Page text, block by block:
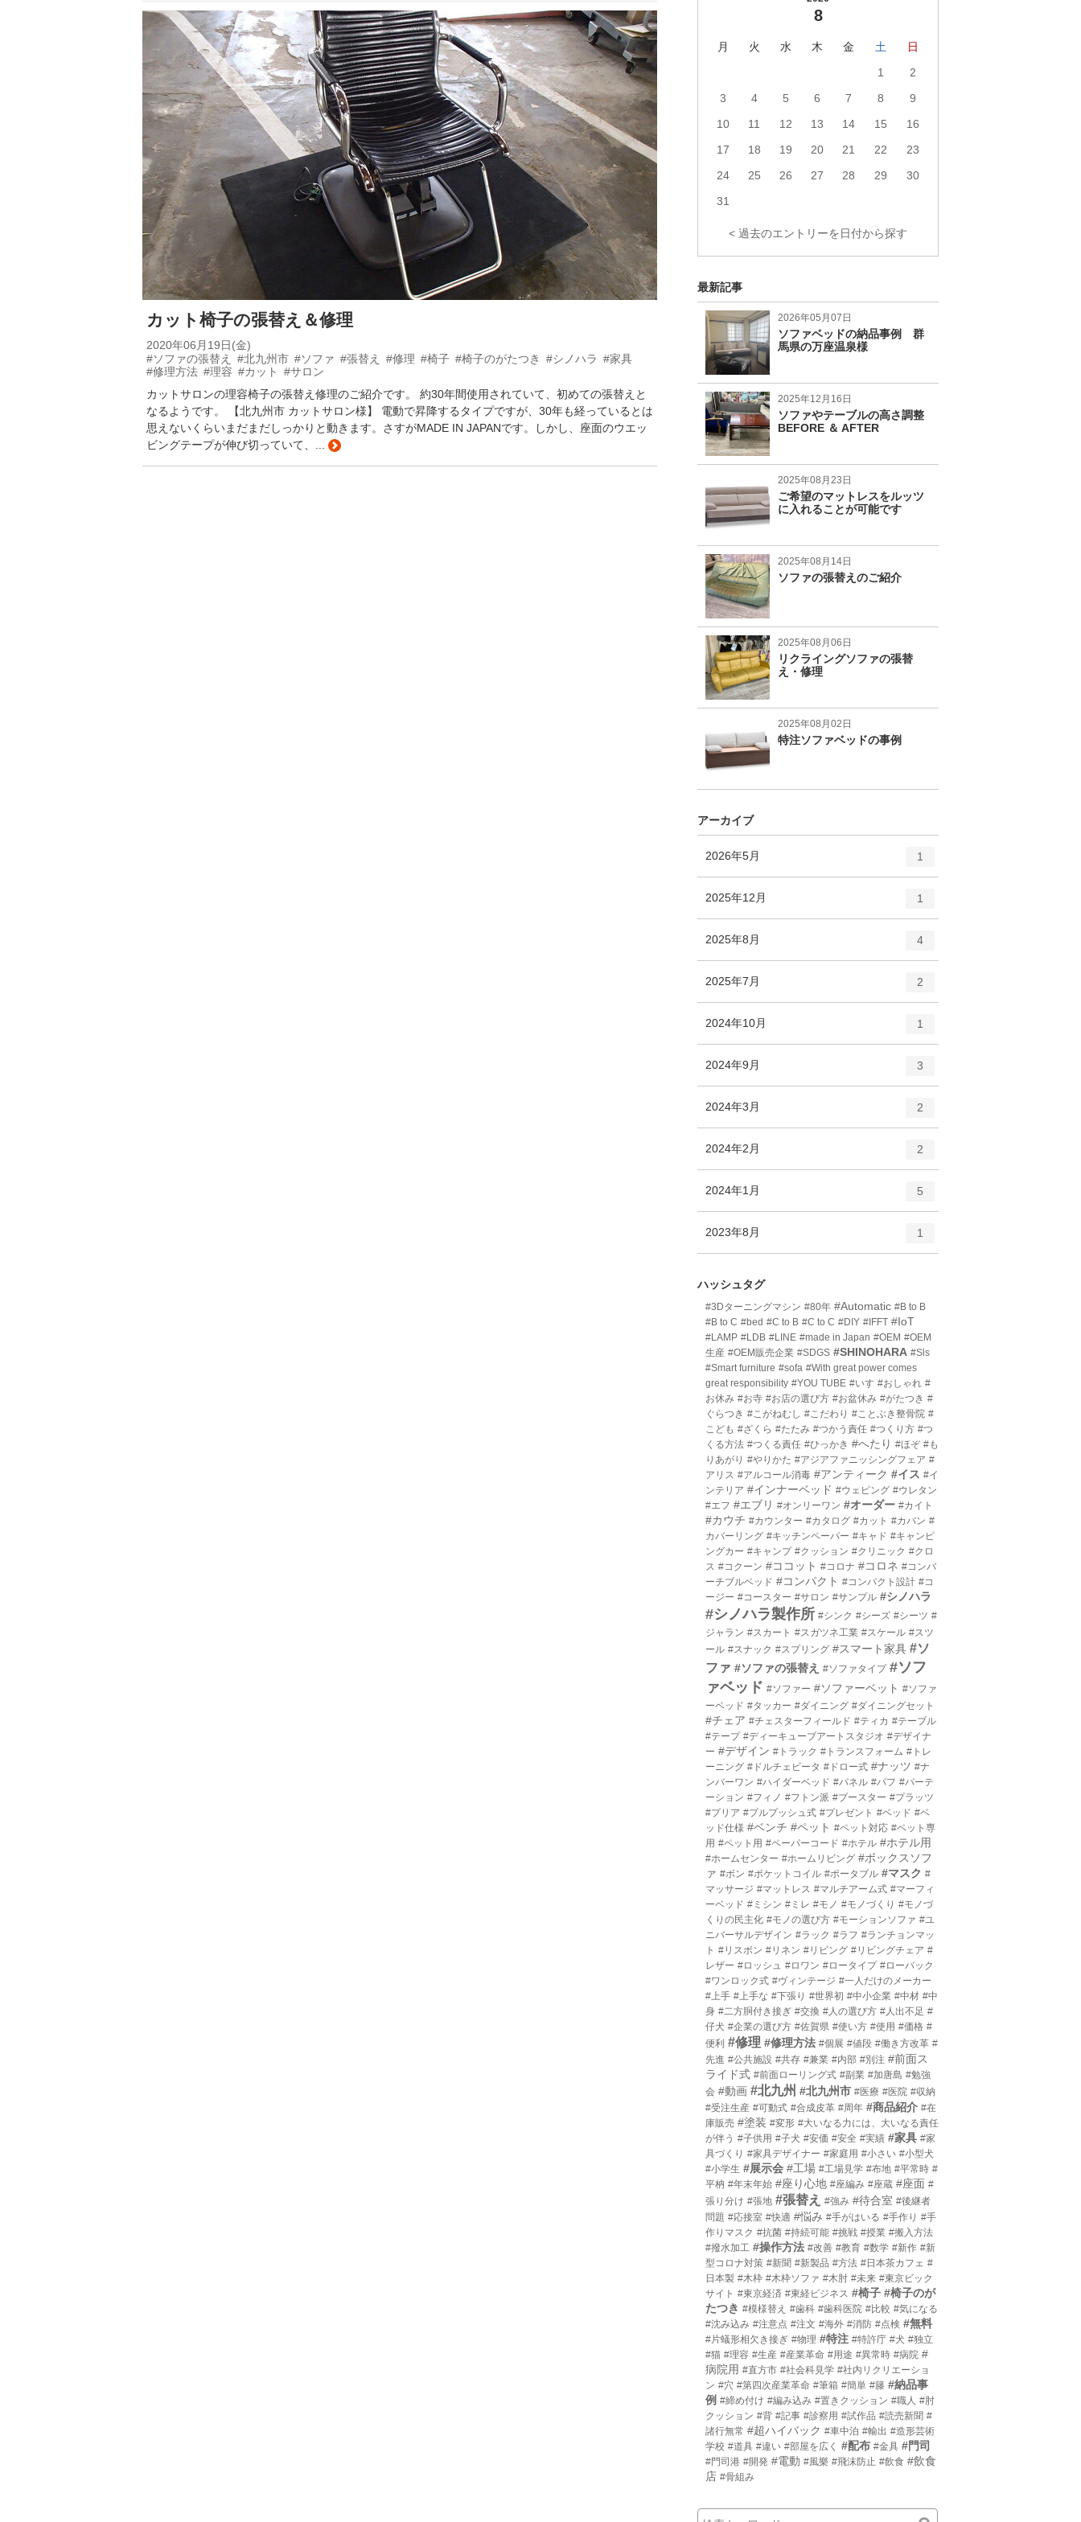
カット椅子の張替え＆修理
2020年06月19日(金)
#ソファの張替え
#北九州市 #ソファ #張替え #修理 #椅子 #椅子のがたつき #シノハラ #家具
#修理方法 #理容 #カット
#サロン
カットサロンの理容椅子の張替え修理のご紹介です。 約30年間使用されていて、初めての張替えと
なるようです。 【北九州市 カットサロン様】 電動で昇降するタイプですが、30年も経っているとは
思えないくらいまだまだしっかりと動きます。さすがMADE IN JAPANです。しかし、座面のウエッ
ビングテープが伸び切っていて、...
8
月 火 水 木 金 土
日
1
2
3
4 5 6 7 8
9
10
11 12 13 14 15
16
17
18 19 20 21 22
23
24
25 26 27 28 29
30
31
< 過去のエントリーを日付から探す
最新記事
2026年05月07日
ソファベッドの納品事例 群
馬県の万座温泉様
2025年12月16日
ソファやテーブルの高さ調整
BEFORE ＆ AFTER
2025年08月23日
ご希望のマットレスをルッツ
に入れることが可能です
2025年08月14日
ソファの張替えのご紹介
2025年08月06日
リクライングソファの張替
え・修理
2025年08月02日
特注ソファベッドの事例
アーカイブ
2026年5月
リ
ー
1
2025年12月
ー
1
2025年8月
ー
数
4
2025年7月
リ
ー
2
2024年10月
ー
1
2024年9月
ー
3
2024年3月
ー
2
2024年2月
ー
2
2024年1月
ー
5
2023年8月
リ
数
1
ハッシュタグ
#3Dターニングマシン #80年 #Automatic #B to B
#B to C #bed #C to B #C to C #DIY #IFFT #IoT
#LAMP #LDB #LINE #made in Japan #OEM #OEM
生産 #OEM販売企業 #SDGS #SHINOHARA #Sls
#Smart furniture #sofa #With great power comes
great responsibility #YOU TUBE #いす #おしゃれ #
お休み #お寺 #お店の選び方 #お盆休み #がたつき #
ぐらつき #こがねむし #こだわり #ことぶき整骨院 #
こども #ざくら #たたみ #つかう責任 #つくり方 #つ
くる方法 #つくる責任 #ひっかき #へたり #ほぞ #も
りあがり #やりかた #アジアファニッシングフェア #
アリス #アルコール消毒 #アンティーク #イス #イ
ンテリア #インナーベッド #ウェピング #ウレタン
#エフ #エブリ #オンリーワン #オーダー #カイト
#カウチ #カウンター #カタログ #カット #カバン #
カバーリング #キッチンペーパー #キャド #キャンピ
ングカー #キャンプ #クッション #クリニック #クロ
ス #コクーン #ココット #コロナ #コロネ #コンバ
ーチブルベッド #コンパクト #コンパクト設計 #コ
ージー #コースター #サロン #サンプル #シノハラ
#シノハラ製作所 #シンク #シーズ #シーツ #
ジャラン #スカート #スガツネ工業 #スケール #スツ
ール #スナック #スプリング #スマート家具 #ソ
ファ #ソファの張替え #ソファタイプ #ソフ
ァベッド #ソファー #ソファーベット #ソファ
ーベッド #タッカー #ダイニング #ダイニングセット
#チェア #チェスターフィールド #ティカ #テーブル
#テープ #ディーキューブアートスタジオ #デザイナ
ー #デザイン #トラック #トランスフォーム #トレ
ーニング #ドルチェビータ #ドロー式 #ナッツ #ナ
ンバーワン #ハイダーベッド #パネル #パフ #パーテ
ーション #フィノ #フトン派 #ブースター #プラッツ
#プリア #プルプッシュ式 #プレゼント #ベッド #ベ
ッド仕様 #ベンチ #ペット #ペット対応 #ペット専
用 #ペット用 #ペーパーコード #ホテル #ホテル用
#ホームセンター #ホームリビング #ボックスソフ
ァ #ボン #ポケットコイル #ポータブル #マスク #
マッサージ #マットレス #マルチアーム式 #マーフィ
ーベッド #ミシン #ミレ #モノ #モノづくり #モノづ
くりの民主化 #モノの選び方 #モーションソファ #ユ
ニバーサルデザイン #ラック #ラフ #ランチョンマッ
ト #リスボン #リネン #リビング #リビングチェア #
レザー #ロッシュ #ロワン #ロータイプ #ローバック
#ワンロック式 #ヴィンテージ #一人だけのメーカー
#上手 #上手な #下張り #世界初 #中小企業 #中材 #中
身 #二方胴付き接ぎ #交換 #人の選び方 #人出不足 #
仔犬 #企業の選び方 #佐賀県 #使い方 #使用 #価格 #
便利 #修理 #修理方法 #個展 #値段 #働き方改革 #
先進 #公共施設 #共存 #兼業 #内部 #別注 #前面ス
ライド式 #前面ローリング式 #副業 #加唐島 #勉強
会 #動画 #北九州 #北九州市 #医療 #医院 #収納
#受注生産 #可動式 #合成皮革 #周年 #商品紹介 #在
庫販売 #塗装 #変形 #大いなる力には、大いなる責任
が伴う #子供用 #子犬 #安価 #安全 #実績 #家具 #家
具づくり #家具デザイナー #家庭用 #小さい #小型犬
#小学生 #展示会 #工場 #工場見学 #布地 #平常時 #
平枘 #年末年始 #座り心地 #座編み #座蔵 #座面 #
張り分け #張地 #張替え #強み #待合室 #後継者
問題 #応接室 #快適 #悩み #手がはいる #手作り #手
作りマスク #抗菌 #持続可能 #挑戦 #授業 #搬入方法
#撥水加工 #操作方法 #改善 #教育 #数学 #新作 #新
型コロナ対策 #新聞 #新製品 #方法 #日本茶カフェ #
日本製 #木枠 #木枠ソファ #木肘 #未来 #東京ビック
サイト #東京経済 #東経ビジネス #椅子 #椅子のが
たつき #模様替え #歯科 #歯科医院 #比較 #気になる
#沈み込み #注意点 #注文 #海外 #消防 #点検 #無料
#片蟻形相欠き接ぎ #物理 #特注 #特許庁 #犬 #独立
#猫 #理容 #生産 #産業革命 #用途 #異常時 #病院 #
病院用 #直方市 #社会科見学 #社内リクリエーショ
ン #穴 #第四次産業革命 #筆箱 #簡単 #籐 #納品事
例 #締め付け #編み込み #置きクッション #職人 #肘
クッション #背 #記事 #診察用 #試作品 #読売新聞 #
諸行無常 #超ハイバック #車中泊 #輸出 #造形芸術
学校 #道具 #違い #部屋を広く #配布 #金具 #門司
#門司港 #開発 #電動 #風樂 #飛沫防止 #飲食 #飲食
店 #骨組み